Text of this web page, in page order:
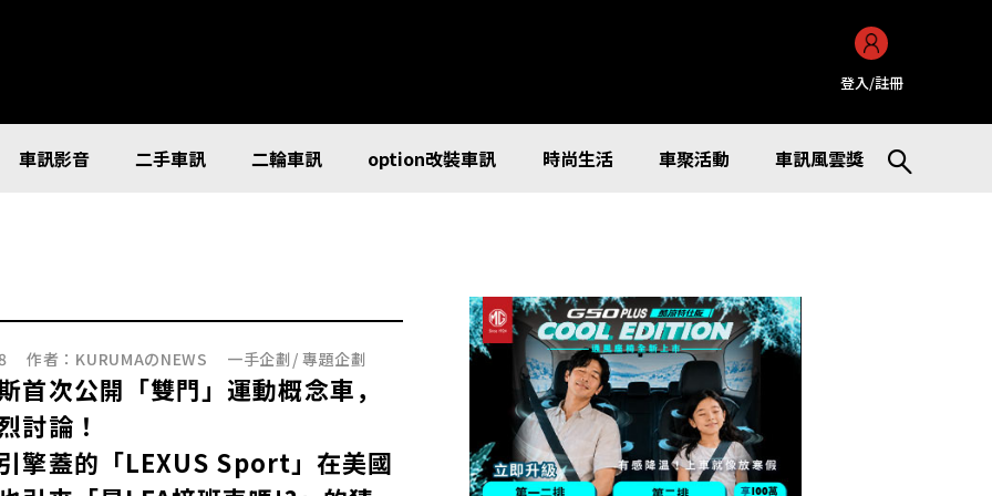
登入/註冊
車訊影音 二手車訊 二輪車訊 option改裝車訊 時尚生活 車聚活動 車訊風雲獎
作者： KURUMAのNEWS 一手企劃 /專題企劃
首次公開「雙門」運動概念車，
討論！
擎蓋的「LEXUS Sport」在美國